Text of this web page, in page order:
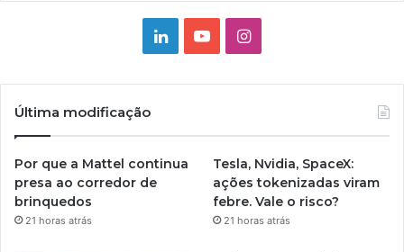
LinkedinYouTubeInstagram
Última modificação
Por que a Mattel continua
presa ao corredor de
brinquedos
21 horas atrás
Tesla, Nvidia, SpaceX:
ações tokenizadas viram
febre. Vale o risco?
21 horas atrás